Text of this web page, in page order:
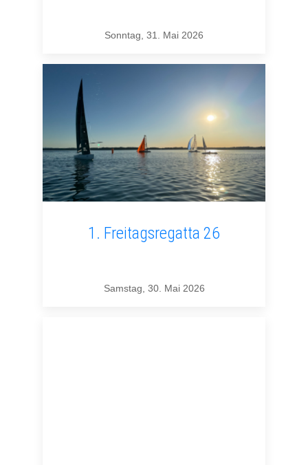
Sonntag, 31. Mai 2026
1. Freitagsregatta 26
Samstag, 30. Mai 2026